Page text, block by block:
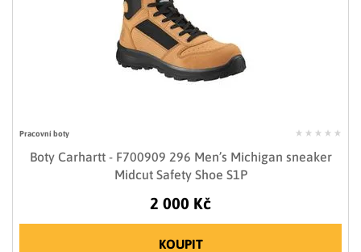
Pracovní boty
Boty Carhartt - F700909 296 Men’s Michigan sneaker
Midcut Safety Shoe S1P
2 000 Kč
KOUPIT